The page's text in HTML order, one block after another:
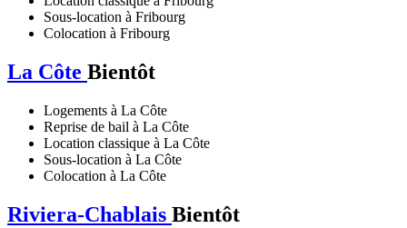
Sous-location à Fribourg
Colocation à Fribourg
La Côte Bientôt
Logements à La Côte
Reprise de bail à La Côte
Location classique à La Côte
Sous-location à La Côte
Colocation à La Côte
Riviera-Chablais Bientôt